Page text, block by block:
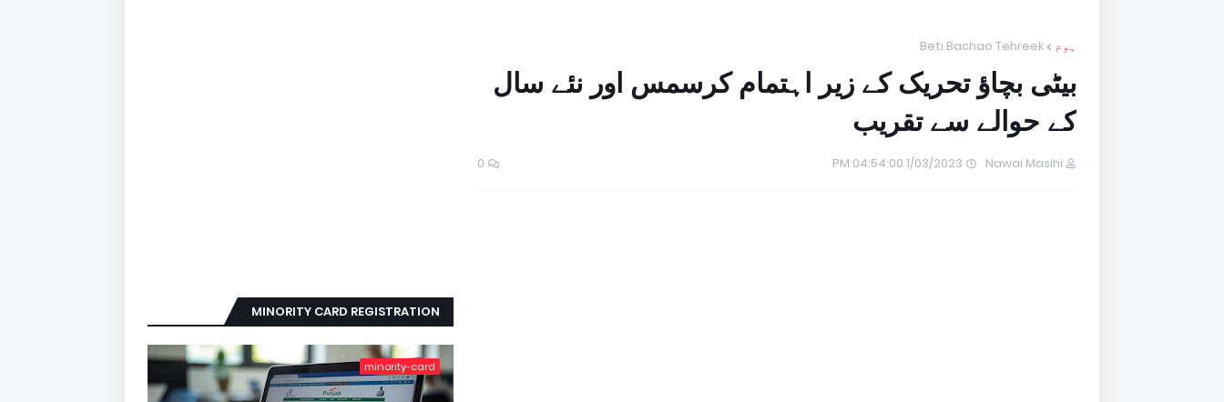
ہوم Beti Bachao Tehreek
بیٹی بچاؤ تحریک کے زیر اہتمام کرسمس اور نئے سال
کے حوالے سے تقریب
Nawai Masihi
1/03/2023 04:54:00 PM
0
MINORITY CARD REGISTRATION
minority-card